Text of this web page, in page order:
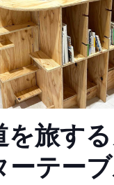
を旅す
ーテー